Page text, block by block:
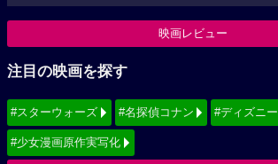
映画レビュー
注目の映画を探す
#スターウォーズ #名探偵コナン #ディズニー
#少女漫画原作実写化